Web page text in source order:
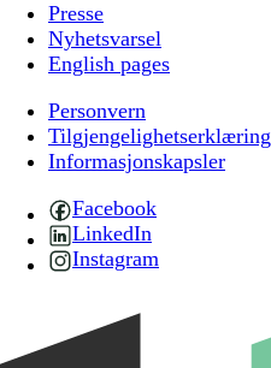
Presse
Nyhetsvarsel
English pages
Personvern
Tilgjengelighetserklæring
Informasjonskapsler
Facebook
LinkedIn
Instagram